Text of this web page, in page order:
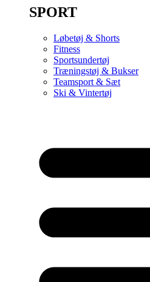
SPORT
Løbetøj & Shorts
Fitness
Sportsundertøj
Træningstøj & Bukser
Teamsport & Sæt
Ski & Vintertøj